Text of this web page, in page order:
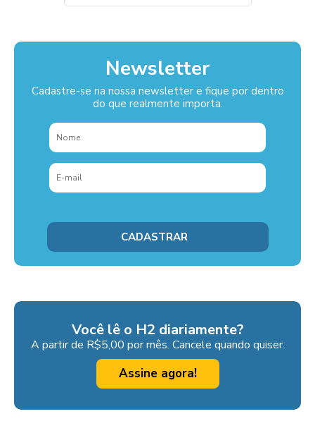
Newsletter
Cadastre-se na nossa newsletter e fique por dentro
do que realmente importa.
Você lê o H2 diariamente?
A partir de R$5,00 por mês. Cancele quando quiser.
Assine agora!